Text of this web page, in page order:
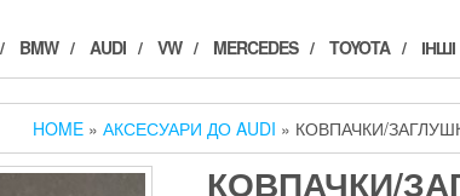
BMW AUDI VW MERCEDES TOYOTA ІНШІ
HOME » АКСЕСУАРИ ДО AUDI » КОВПАЧКИ/
КОВПАЧКИ/